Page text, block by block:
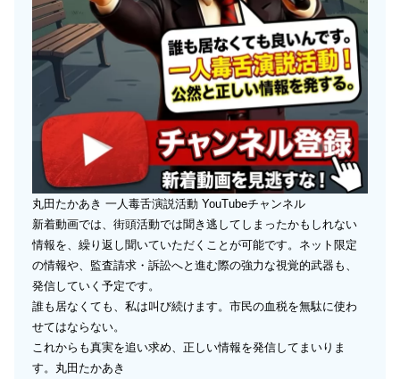
丸田たかあき 一人毒舌演説活動 YouTubeチャンネル
新着動画では、街頭活動では聞き逃してしまったかもしれない
情報を、繰り返し聞いていただくことが可能です。ネット限定
の情報や、監査請求・訴訟へと進む際の強力な視覚的武器も、
発信していく予定です。
誰も居なくても、私は叫び続けます。市民の血税を無駄に使わ
せてはならない。
これからも真実を追い求め、正しい情報を発信してまいりま
す。丸田たかあき